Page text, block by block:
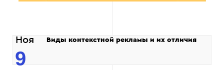
Ноя
9
Виды контекстной рекламы и их отличия